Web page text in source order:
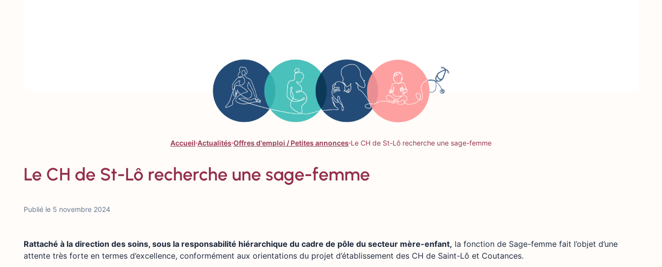
Accueil Actualités Offres d'emploi / Petites annonces Le CH de St-Lô recherche une sage-femme
Le CH de St-Lô recherche une sage-femme
Publié le 5 novembre 2024
Rattaché à la direction des soins, sous la responsabilité hiérarchique du cadre de pôle du secteur mère-enfant, la fonction de Sage-femme fait l’objet d’une
attente très forte en termes d’excellence, conformément aux orientations du projet d’établissement des CH de Saint-Lô et Coutances.